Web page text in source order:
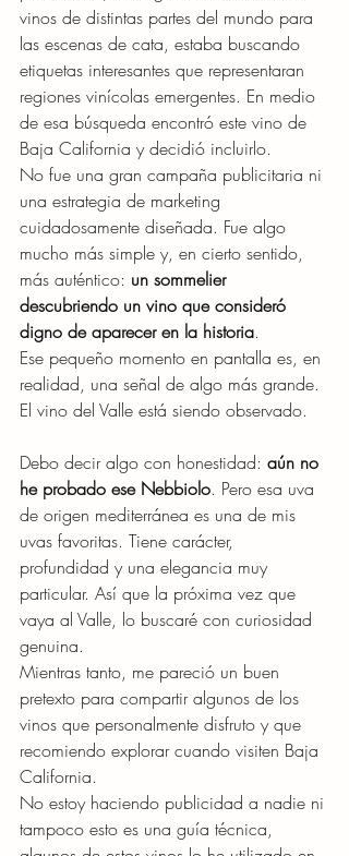
vinos de distintas partes del mundo para
las escenas de cata, estaba buscando
etiquetas interesantes que representaran
regiones vinícolas emergentes. En medio
de esa búsqueda encontró este vino de
Baja California y decidió incluirlo.
No fue una gran campaña publicitaria ni
una estrategia de marketing
cuidadosamente diseñada. Fue algo
mucho más simple y, en cierto sentido,
más auténtico: un sommelier
descubriendo un vino que consideró
digno de aparecer en la historia.
Ese pequeño momento en pantalla es, en
realidad, una señal de algo más grande.
El vino del Valle está siendo observado.
Debo decir algo con honestidad: aún no
he probado ese Nebbiolo. Pero esa uva
de origen mediterránea es una de mis
uvas favoritas. Tiene carácter,
profundidad y una elegancia muy
particular. Así que la próxima vez que
vaya al Valle, lo buscaré con curiosidad
genuina.
Mientras tanto, me pareció un buen
pretexto para compartir algunos de los
vinos que personalmente disfruto y que
recomiendo explorar cuando visiten Baja
California.
No estoy haciendo publicidad a nadie ni
tampoco esto es una guía técnica,